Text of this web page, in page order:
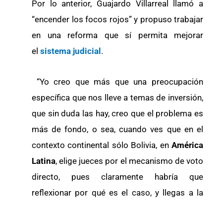
Por lo anterior, Guajardo Villarreal llamó a
“encender los focos rojos” y propuso trabajar
en una reforma que sí permita mejorar
el sistema judicial .
“Yo creo que más que una preocupación
específica que nos lleve a temas de inversión,
que sin duda las hay, creo que el problema es
más de fondo, o sea, cuando ves que en el
contexto continental sólo Bolivia, en América
Latina, elige jueces por el mecanismo de voto
directo, pues claramente habría que
reflexionar por qué es el caso, y llegas a la